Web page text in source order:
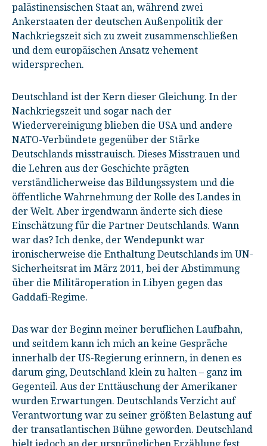
palästinensischen Staat an, während zwei
Ankerstaaten der deutschen Außenpolitik der
Nachkriegszeit sich zu zweit zusammenschließen
und dem europäischen Ansatz vehement
widersprechen.
Deutschland ist der Kern dieser Gleichung. In der
Nachkriegszeit und sogar nach der
Wiedervereinigung blieben die USA und andere
NATO-Verbündete gegenüber der Stärke
Deutschlands misstrauisch. Dieses Misstrauen und
die Lehren aus der Geschichte prägten
verständlicherweise das Bildungssystem und die
öffentliche Wahrnehmung der Rolle des Landes in
der Welt. Aber irgendwann änderte sich diese
Einschätzung für die Partner Deutschlands. Wann
war das? Ich denke, der Wendepunkt war
ironischerweise die Enthaltung Deutschlands im UN-
Sicherheitsrat im März 2011, bei der Abstimmung
über die Militäroperation in Libyen gegen das
Gaddafi-Regime.
Das war der Beginn meiner beruflichen Laufbahn,
und seitdem kann ich mich an keine Gespräche
innerhalb der US-Regierung erinnern, in denen es
darum ging, Deutschland klein zu halten – ganz im
Gegenteil. Aus der Enttäuschung der Amerikaner
wurden Erwartungen. Deutschlands Verzicht auf
Verantwortung war zu seiner größten Belastung auf
der transatlantischen Bühne geworden. Deutschland